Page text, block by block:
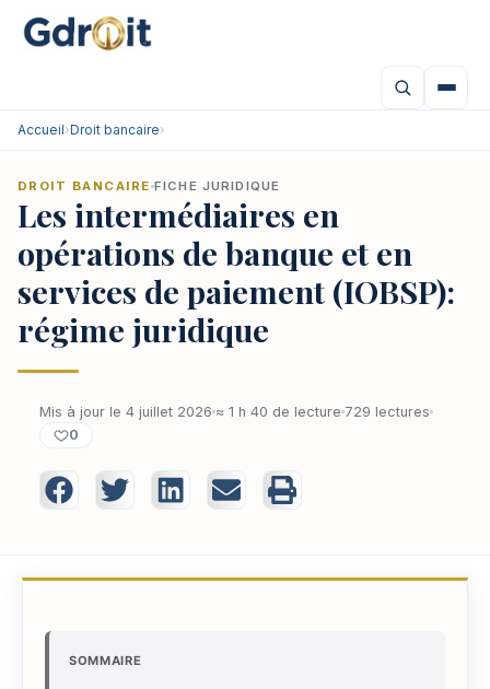
Accueil›Droit bancaire›
DROIT BANCAIRE FICHE JURIDIQUE
Les intermédiaires en
opérations de banque et en
services de paiement (IOBSP):
régime juridique
Mis à jour le 4 juillet 2026 ≈ 1 h 40 de lecture 729 lectures
0
SOMMAIRE